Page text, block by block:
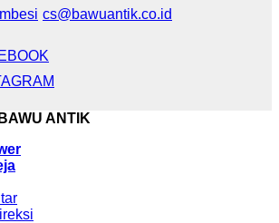
cs@bawuantik.co.id
BAWU ANTIK